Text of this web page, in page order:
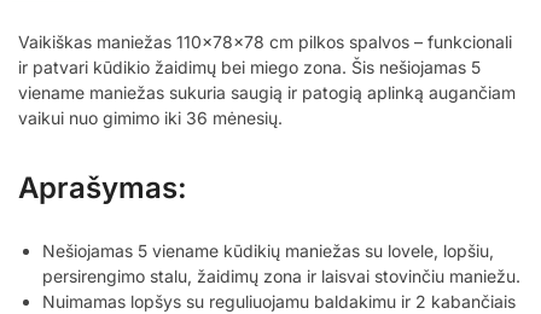
Vaikiškas maniežas 110x78x78 cm pilkos spalvos – funkcionali
ir patvari kūdikio žaidimų bei miego zona. Šis nešiojamas 5
viename maniežas sukuria saugią ir patogią aplinką augančiam
vaikui nuo gimimo iki 36 mėnesių.
Aprašymas:
Nešiojamas 5 viename kūdikių maniežas su lovele, lopšiu,
persirengimo stalu, žaidimų zona ir laisvai stovinčiu maniežu.
Nuimamas lopšys su reguliuojamu baldakimu ir 2 kabančiais